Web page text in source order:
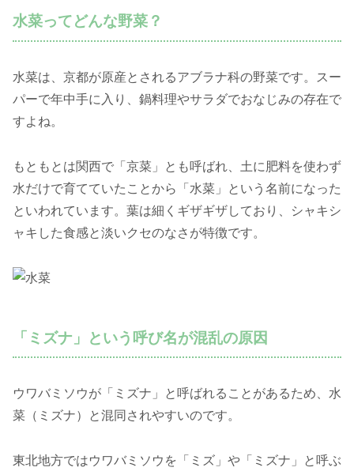
水菜ってどんな野菜？
水菜は、京都が原産とされるアブラナ科の野菜です。スー
パーで年中手に入り、鍋料理やサラダでおなじみの存在で
すよね。
もともとは関西で「京菜」とも呼ばれ、土に肥料を使わず
水だけで育てていたことから「水菜」という名前になった
といわれています。葉は細くギザギザしており、シャキシ
ャキした食感と淡いクセのなさが特徴です。
「ミズナ」という呼び名が混乱の原因
ウワバミソウが「ミズナ」と呼ばれることがあるため、水
菜（ミズナ）と混同されやすいのです。
東北地方ではウワバミソウを「ミズ」や「ミズナ」と呼ぶ